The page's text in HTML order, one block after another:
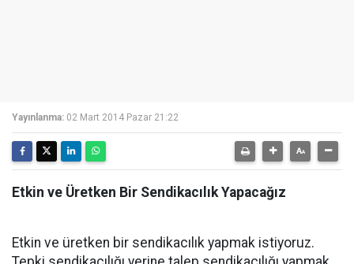
Yayınlanma: 02 Mart 2014 Pazar 21:22
Etkin ve Üretken Bir Sendikacılık Yapacağız
Etkin ve üretken bir sendikacılık yapmak istiyoruz.